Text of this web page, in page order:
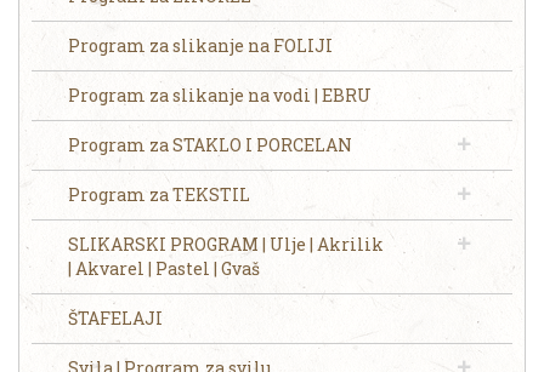
Program za slikanje na FOLIJI
Program za slikanje na vodi | EBRU
Program za STAKLO I PORCELAN
Program za TEKSTIL
SLIKARSKI PROGRAM | Ulje | Akrilik
| Akvarel | Pastel | Gvaš
ŠTAFELAJI